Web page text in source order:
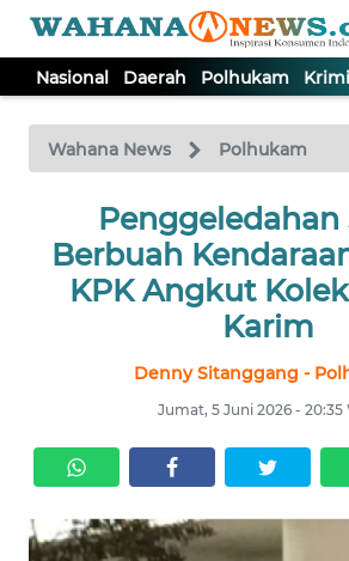
Nasional Daerah Polhukam
Wahana News Polhukam
Penggeledahan
Berbuah
KPK Angkut
Karim
Denny Sitanggang -
Jumat, 5 Juni 2026 - 20:35
TV
Tutup
NASIONAL
DAERAH
EKUIN
SAINS-TEKNO